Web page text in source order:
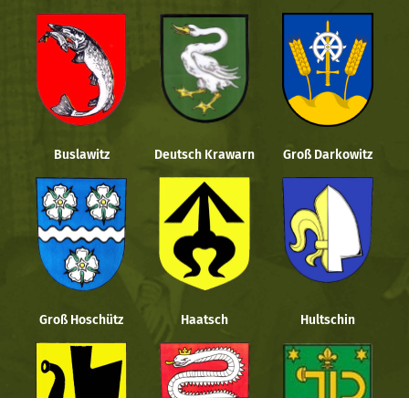
Buslawitz Deutsch Krawarn Groß Darkowitz
Groß Hoschütz Haatsch Hultschin